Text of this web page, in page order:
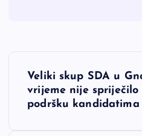
NVeliki skup SDA u
vrijeme nije
podršku kandidatima